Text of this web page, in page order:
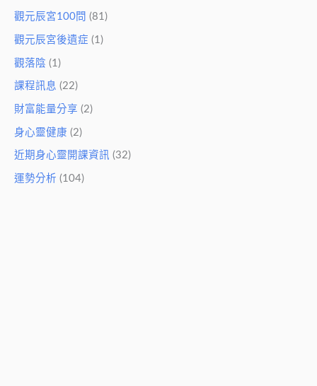
觀元辰宮100問 (81)
觀元辰宮後遺症 (1)
觀落陰 (1)
課程訊息 (22)
財富能量分享 (2)
身心靈健康 (2)
近期身心靈開課資訊 (32)
運勢分析 (104)